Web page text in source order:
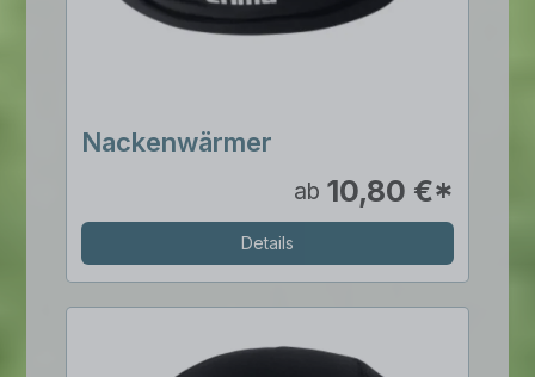
Nackenwärmer
ab 10,80 €*
Details